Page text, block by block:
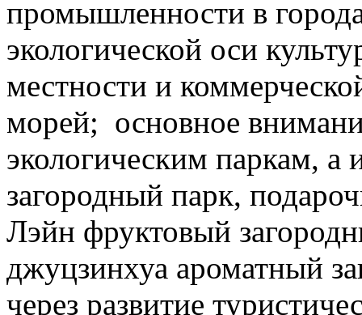
промышленности в
экологической оси
местности и
морей; основное
экологическим паркам,
загородный парк,
Лэйн фруктовый
джуцзинхуа ароматный
через развитие